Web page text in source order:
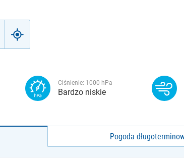
Ciśnienie: 1000 hPa
Bardzo niskie
Pogoda